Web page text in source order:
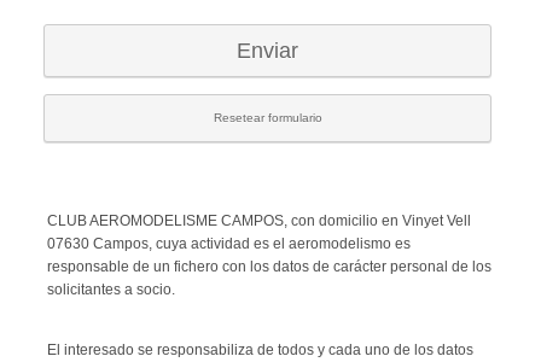
Enviar
Resetear formulario
CLUB AEROMODELISME CAMPOS, con domicilio en Vinyet Vell
07630 Campos, cuya actividad es el aeromodelismo es
responsable de un fichero con los datos de carácter personal de los
solicitantes a socio.
El interesado se responsabiliza de todos y cada uno de los datos